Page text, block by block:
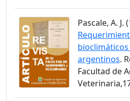
Pascale, A. J.
argentinos.
Facultad de